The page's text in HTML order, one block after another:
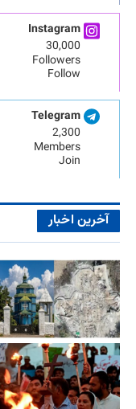
Instagram
30,000
Followers
Follow
Telegram
2,300
Members
Join
آخرین اخبار